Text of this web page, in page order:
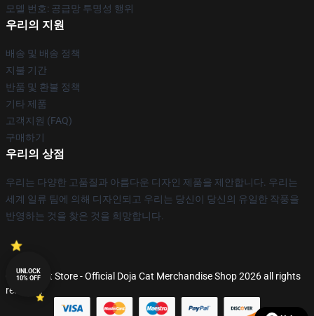
모델 번호: 공급망 투명성 행위
우리의 지원
배송 및 배송 정책
지불 기간
반품 및 환불 정책
기타 제품
고객지원 (FAQ)
구매하기
우리의 상점
우리는 다양한 고품질과 아름다운 디자인 제품을 제안합니다. 우리는
세계 일류 팀에 의해 디자인되고 우리는 당신이 당신의 유일한 작풍을
반영하는 것을 찾은 것을 희망합니다.
© Doja Cat Store - Official Doja Cat Merchandise Shop 2026 all rights
reserved
UNLOCK
10% OFF